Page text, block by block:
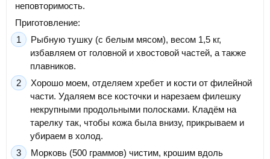
неповторимость.
Приготовление:
Рыбную тушку (с белым мясом), весом 1,5 кг,
избавляем от головной и хвостовой частей, а также
плавников.
Хорошо моем, отделяем хребет и кости от филейной
части. Удаляем все косточки и нарезаем филешку
некрупными продольными полосками. Кладём на
тарелку так, чтобы кожа была внизу, прикрываем и
убираем в холод.
Морковь (500 граммов) чистим, крошим вдоль